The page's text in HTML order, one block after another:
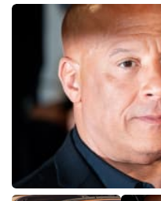
Seriály
Hry
Cool Esport
Pořady